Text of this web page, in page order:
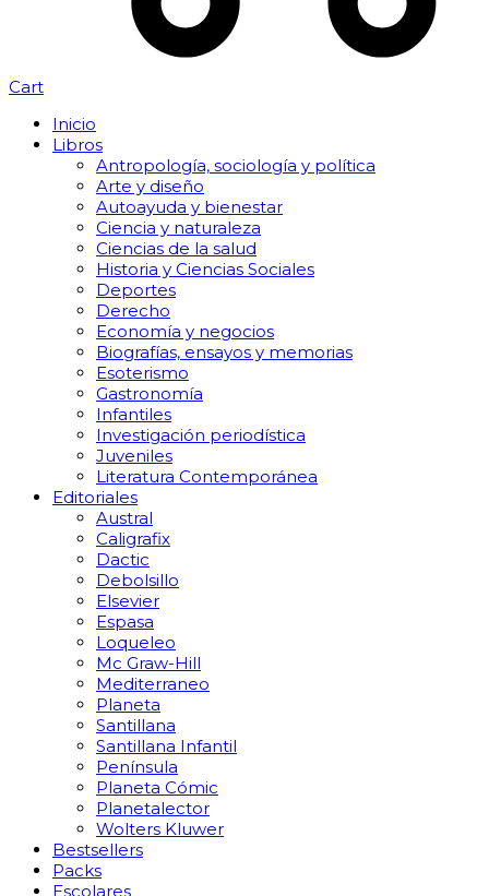
Cart
Inicio
Libros
Antropología, sociología y política
Arte y diseño
Autoayuda y bienestar
Ciencia y naturaleza
Ciencias de la salud
Historia y Ciencias Sociales
Deportes
Derecho
Economía y negocios
Biografías, ensayos y memorias
Esoterismo
Gastronomía
Infantiles
Investigación periodística
Juveniles
Literatura Contemporánea
Editoriales
Austral
Caligrafix
Dactic
Debolsillo
Elsevier
Espasa
Loqueleo
Mc Graw-Hill
Mediterraneo
Planeta
Santillana
Santillana Infantil
Península
Planeta Cómic
Planetalector
Wolters Kluwer
Bestsellers
Packs
Escolares